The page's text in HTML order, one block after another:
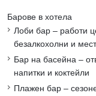
Барове в хотела
Лоби бар – работи
безалкохолни и
Бар на басейна –
напитки и коктейли
Плажен бар –